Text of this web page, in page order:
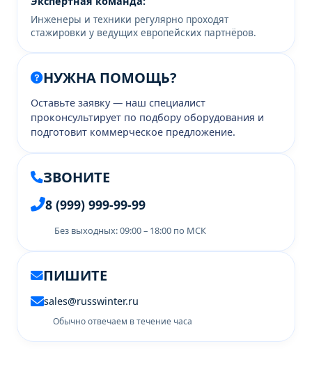
Инженеры и техники регулярно проходят
стажировки у ведущих европейских партнёров.
НУЖНА ПОМОЩЬ?
Оставьте заявку — наш специалист
проконсультирует по подбору оборудования и
подготовит коммерческое предложение.
ЗВОНИТЕ
8 (999) 999-99-99
Без выходных: 09:00 – 18:00 по МСК
ПИШИТЕ
sales@russwinter.ru
Обычно отвечаем в течение часа